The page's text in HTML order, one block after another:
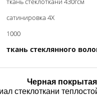
сатинировка 4Х
1000
ткань стеклянного
Черная
стеклоткани